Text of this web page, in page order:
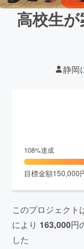
高校生
静岡
108%達成
目標金額150,000
このプロジェクト
により 163,000円
した